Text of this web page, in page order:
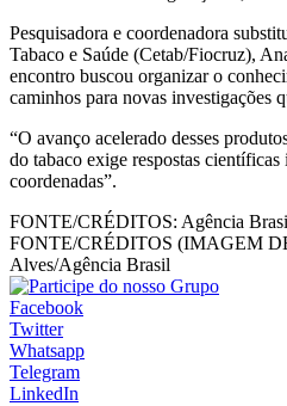
Pesquisadora e coordenadora
Tabaco e Saúde (Cetab/Fiocruz),
encontro buscou organizar o
caminhos para novas investigações
“O avanço acelerado desses
do tabaco exige respostas científicas
coordenadas”.
FONTE/CRÉDITOS: Agência
FONTE/CRÉDITOS (IMAGEM
Alves/Agência Brasil
Facebook
Twitter
Whatsapp
Telegram
LinkedIn